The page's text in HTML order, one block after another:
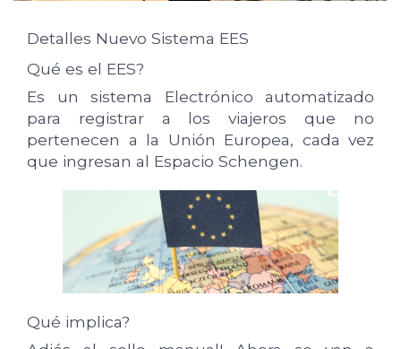
Detalles Nuevo Sistema EES
Qué es el EES?
Es un sistema Electrónico automatizado
para registrar a los viajeros que no
pertenecen a la Unión Europea, cada vez
que ingresan al Espacio Schengen.
Qué implica?